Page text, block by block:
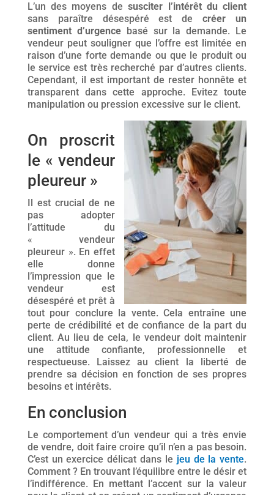
L’un des moyens desusciter l’intérêt du client
sans paraître désespéré est decréer un
sentiment d’urgencebasé sur la demande. Le
vendeur peut souligner que l’offre est limitée en
raison d’une forte demande ou que le produit ou
le service est très recherché par d’autres clients.
Cependant, il est important de rester honnête et
transparent dans cette approche. Evitez toute
manipulation ou pression excessive sur le client.
On proscrit
le « vendeur
pleureur »
Il est crucial de ne
pas adopter
l’attitude du
« vendeur
pleureur ». En effet
elle donne
l’impression que le
vendeur est
désespéré et prêt à
tout pour conclure la vente. Cela entraîne une
perte de crédibilité et de confiance de la part du
client. Au lieu de cela, le vendeur doit maintenir
une attitude confiante, professionnelle et
respectueuse. Laissez au client la liberté de
prendre sa décision en fonction de ses propres
besoins et intérêts.
En conclusion
Le comportement d’un vendeur qui a très envie
de vendre, doit faire croire qu’il n’en a pas besoin.
C’est un exercice délicat dans le jeu de la vente.
Comment ? En trouvant l’équilibre entre le désir et
l’indifférence. En mettant l’accent sur la valeur